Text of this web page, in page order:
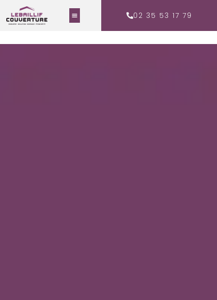
02 35 53 17 79